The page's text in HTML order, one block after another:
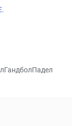
ГандболПадел